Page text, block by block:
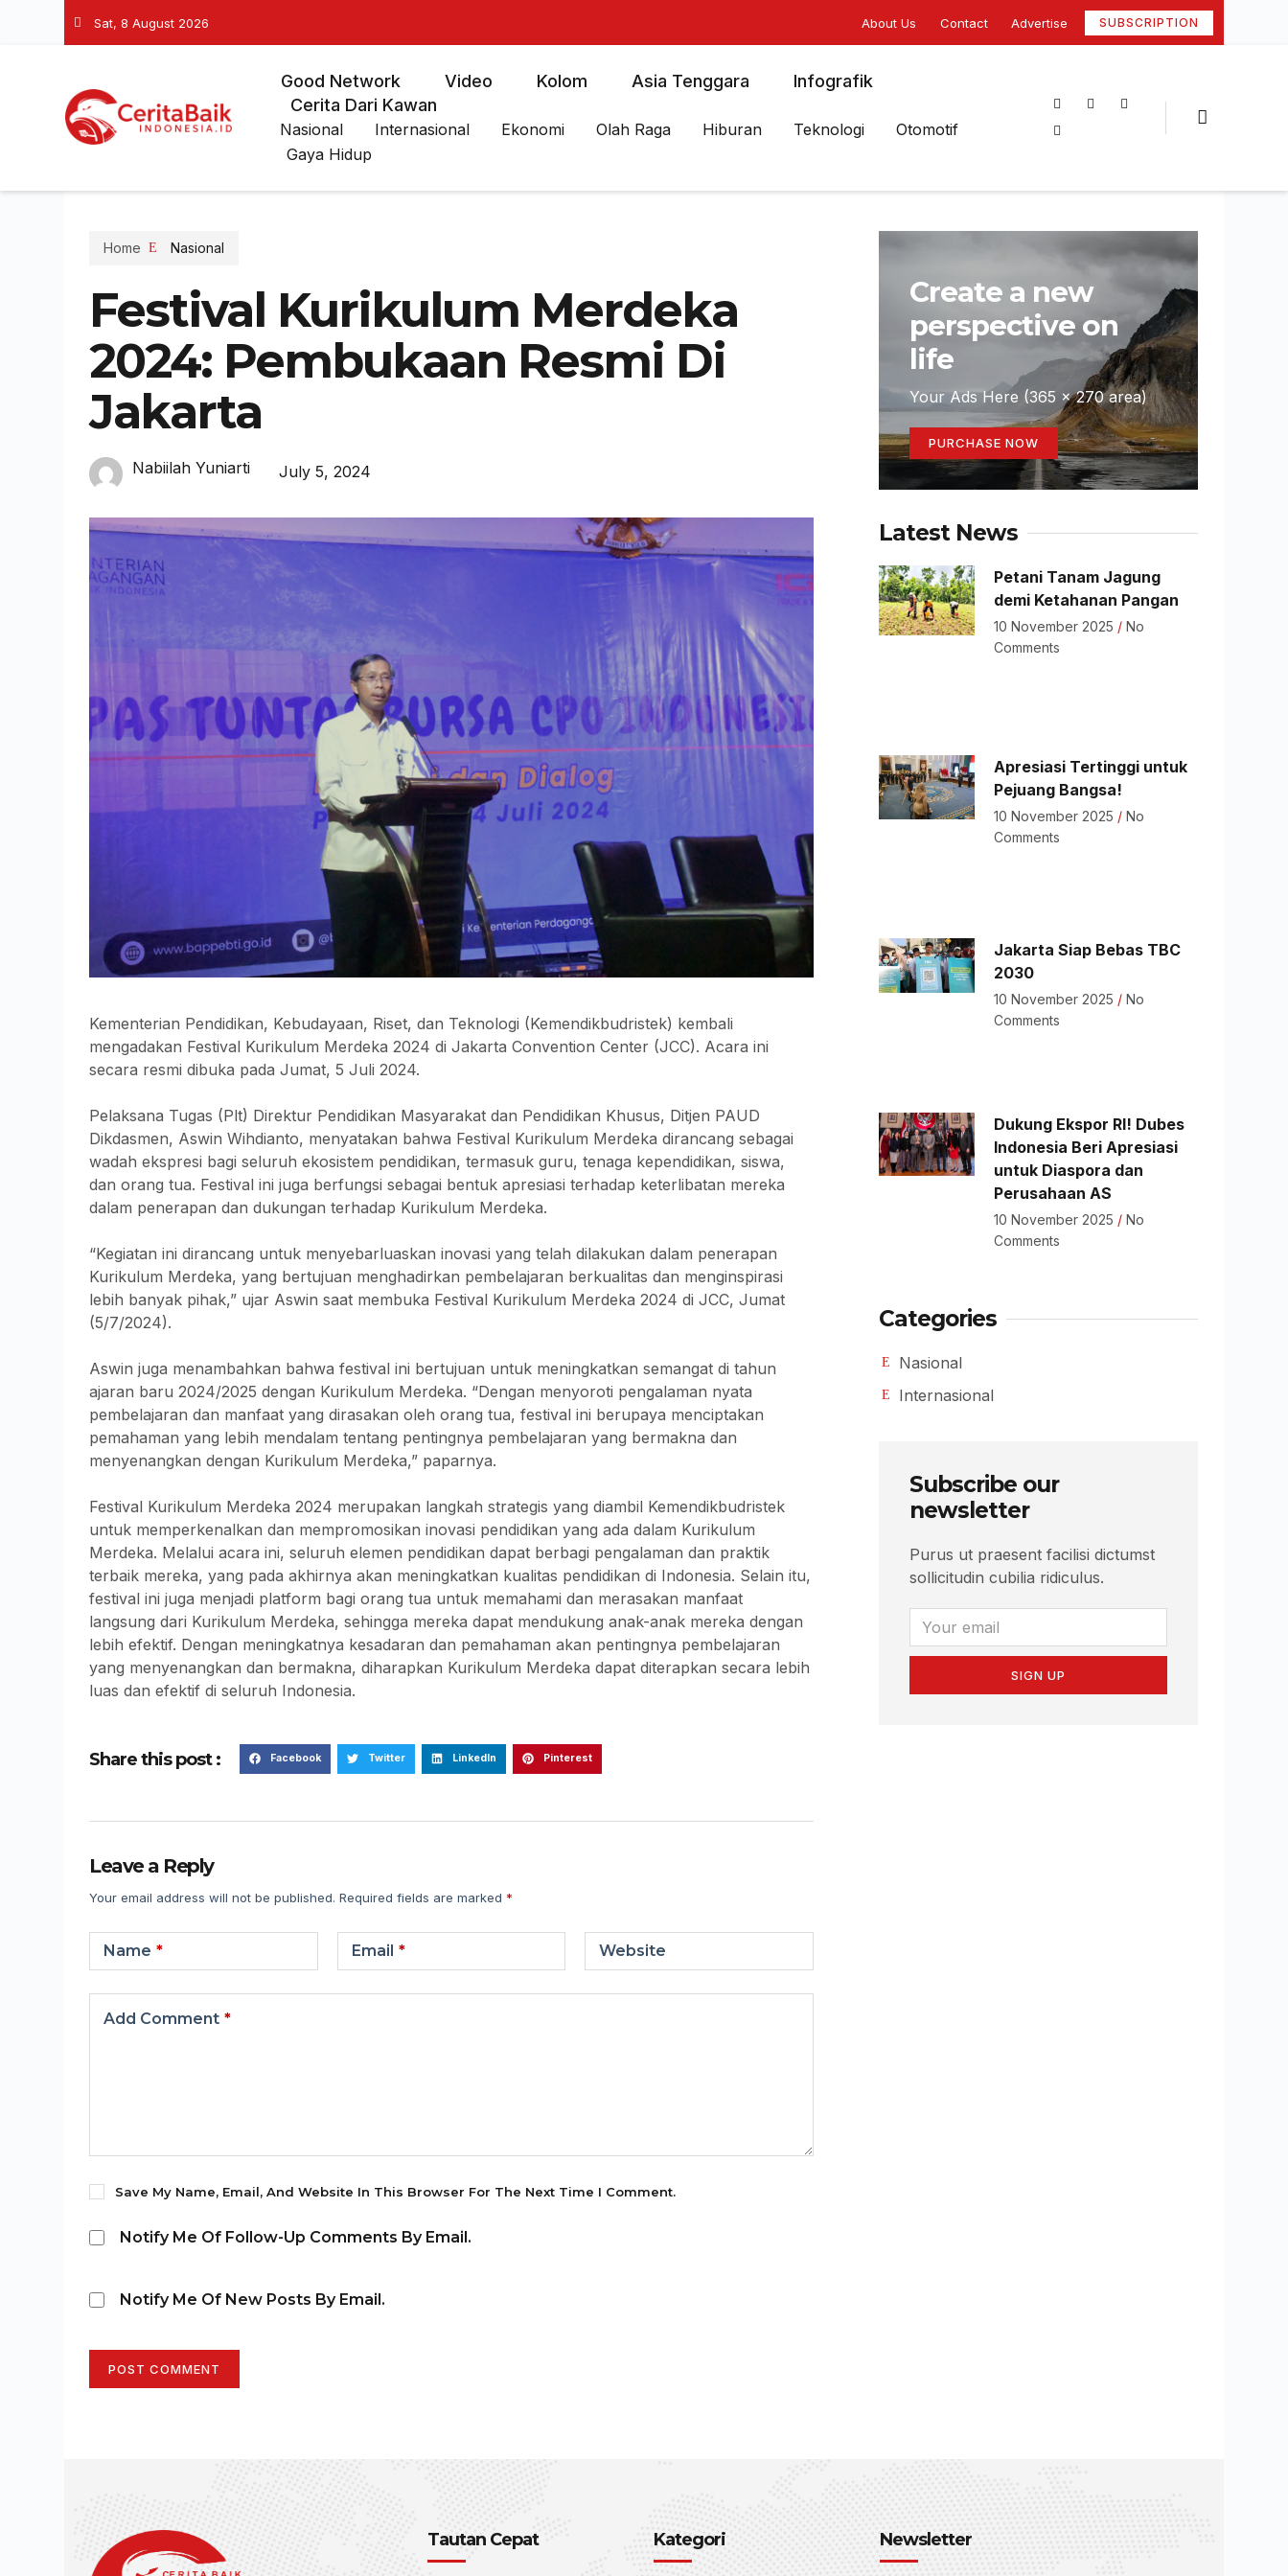
Sat, 8 August 2026 About Us Contact Advertise SUBSCRIPTION
Good Network Video Kolom Asia Tenggara
Infografik
Cerita Dari Kawan
Nasional Internasional Ekonomi Olah Raga Hiburan Teknologi
Otomotif
Gaya Hidup
Home Nasional
Festival Kurikulum Merdeka
2024: Pembukaan Resmi Di
Jakarta
Nabiilah Yuniarti July 5, 2024
Kementerian Pendidikan, Kebudayaan, Riset, dan Teknologi (Kemendikbudristek) kembali
mengadakan Festival Kurikulum Merdeka 2024 di Jakarta Convention Center (JCC). Acara ini
secara resmi dibuka pada Jumat, 5 Juli 2024.
Pelaksana Tugas (Plt) Direktur Pendidikan Masyarakat dan Pendidikan Khusus, Ditjen PAUD
Dikdasmen, Aswin Wihdianto, menyatakan bahwa Festival Kurikulum Merdeka dirancang sebagai
wadah ekspresi bagi seluruh ekosistem pendidikan, termasuk guru, tenaga kependidikan, siswa,
dan orang tua. Festival ini juga berfungsi sebagai bentuk apresiasi terhadap keterlibatan mereka
dalam penerapan dan dukungan terhadap Kurikulum Merdeka.
“Kegiatan ini dirancang untuk menyebarluaskan inovasi yang telah dilakukan dalam penerapan
Kurikulum Merdeka, yang bertujuan menghadirkan pembelajaran berkualitas dan menginspirasi
lebih banyak pihak,” ujar Aswin saat membuka Festival Kurikulum Merdeka 2024 di JCC, Jumat
(5/7/2024).
Aswin juga menambahkan bahwa festival ini bertujuan untuk meningkatkan semangat di tahun
ajaran baru 2024/2025 dengan Kurikulum Merdeka. “Dengan menyoroti pengalaman nyata
pembelajaran dan manfaat yang dirasakan oleh orang tua, festival ini berupaya menciptakan
pemahaman yang lebih mendalam tentang pentingnya pembelajaran yang bermakna dan
menyenangkan dengan Kurikulum Merdeka,” paparnya.
Festival Kurikulum Merdeka 2024 merupakan langkah strategis yang diambil Kemendikbudristek
untuk memperkenalkan dan mempromosikan inovasi pendidikan yang ada dalam Kurikulum
Merdeka. Melalui acara ini, seluruh elemen pendidikan dapat berbagi pengalaman dan praktik
terbaik mereka, yang pada akhirnya akan meningkatkan kualitas pendidikan di Indonesia. Selain itu,
festival ini juga menjadi platform bagi orang tua untuk memahami dan merasakan manfaat
langsung dari Kurikulum Merdeka, sehingga mereka dapat mendukung anak-anak mereka dengan
lebih efektif. Dengan meningkatnya kesadaran dan pemahaman akan pentingnya pembelajaran
yang menyenangkan dan bermakna, diharapkan Kurikulum Merdeka dapat diterapkan secara lebih
luas dan efektif di seluruh Indonesia.
Share this post : Facebook Twitter LinkedIn Pinterest
Leave a Reply
Your email address will not be published. Required fields are marked *
Name * Email * Website
Add Comment *
Save My Name, Email, And Website In This Browser For The Next Time I Comment.
Notify Me Of Follow-Up Comments By Email.
Notify Me Of New Posts By Email.
POST COMMENT
Create a new
perspective on
life
Your Ads Here (365 x 270 area)
PURCHASE NOW
Latest News
Petani Tanam Jagung
demi Ketahanan Pangan
10 November 2025
No
Comments
Apresiasi Tertinggi untuk
Pejuang Bangsa!
10 November 2025
No
Comments
Jakarta Siap Bebas TBC
2030
10 November 2025
No
Comments
Dukung Ekspor RI! Dubes
Indonesia Beri Apresiasi
untuk Diaspora dan
Perusahaan AS
10 November 2025
No
Comments
Categories
Nasional
Internasional
Subscribe our
newsletter
Purus ut praesent facilisi dictumst
sollicitudin cubilia ridiculus.
SIGN UP
Tautan Cepat Kategori Newsletter